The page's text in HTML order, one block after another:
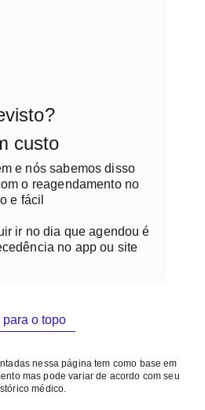
custo
e nós sabemos disso
o reagendamento no
e fácil
ir no dia que agendou é
no app ou site
para o topo
nessa página tem como base em
mas pode variar de acordo com seu
médico.